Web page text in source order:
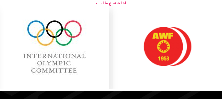
ادامه مطلب